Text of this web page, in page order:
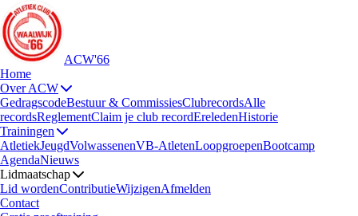
ACW'66
Home
Over ACW
GedragscodeBestuur & CommissiesClubrecordsAlle
recordsReglementClaim je club recordEreledenHistorie
Trainingen
AtletiekJeugdVolwassenenVB-AtletenLoopgroepenBootcamp
AgendaNieuws
Lidmaatschap
Lid wordenContributieWijzigenAfmelden
Contact